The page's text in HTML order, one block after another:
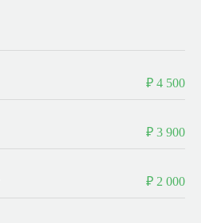
₽ 4 500
₽ 3 900
₽ 2 000